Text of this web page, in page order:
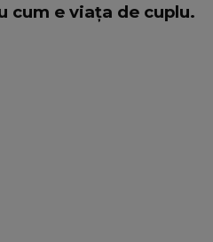
cum e viața de cuplu.